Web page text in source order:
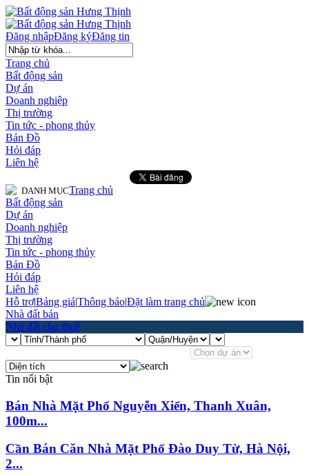
Đăng ký
Đăng nhập Đăng tin
Trang chủ
Bất động sản
Dự án
Doanh nghiệp
Thị trường
Tin tức - phong thủy
Bản Đồ
Hỏi đáp
Liên hệ
DANH MỤCTrang chủ
Bất động sản
Dự án
Doanh nghiệp
Thị trường
Tin tức - phong thủy
Bản Đồ
Hỏi đáp
Liên hệ
Hỗ trợ|Bảng giá|Thông báo|Đặt làm trang chủ
Nhà đất bán
Nhà đất cho thuê
Tin nổi bật
Bán Nhà Mặt Phố Nguyễn Xiển, Thanh Xuân,
100m...
Cần Bán Căn Nhà Mặt Phố Đào Duy Từ, Hà Nội,
2...